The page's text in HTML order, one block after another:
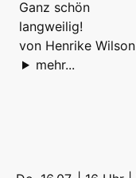
Ganz schön
langweilig!
von Henrike Wilson
mehr...